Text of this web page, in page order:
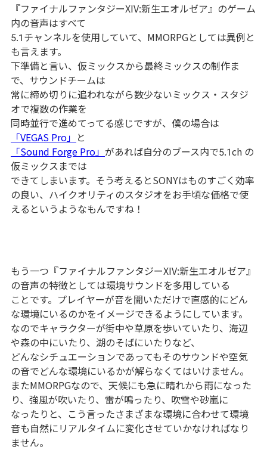
『ファイナルファンタジーXIV:新生エオルゼア』のゲーム
内の音声はすべて
5.1チャンネルを使用していて、MMORPGとしては異例と
も言えます。
下準備と言い、仮ミックスから最終ミックスの制作ま
で、サウンドチームは
常に締め切りに追われながら数少ないミックス・スタジ
オで複数の作業を
同時並行で進めてってる感じですが、僕の場合は
「VEGAS Pro」 と
「Sound Forge Pro」 があれば自分のブース内で5.1ch の
仮ミックスまでは
できてしまいます。そう考えるとSONYはものすごく効率
の良い、ハイクオリティのスタジオをお手頃な価格で使
えるというようなもんですね！
もう一つ『ファイナルファンタジーXIV:新生エオルゼア』
の音声の特徴としては環境サウンドを多用している
ことです。プレイヤーが音を聞いただけで直感的にどん
な環境にいるのかをイメージできるようにしています。
なのでキャラクターが街中や草原を歩いていたり、海辺
や森の中にいたり、湖のそばにいたりなど、
どんなシチュエーションであってもそのサウンドや空気
の音でどんな環境にいるかが解らなくてはいけません。
またMMORPGなので、天候にも急に晴れから雨になった
り、強風が吹いたり、雷が鳴ったり、吹雪や砂嵐に
なったりと、こう言ったさまざまな環境に合わせて環境
音も自然にリアルタイムに変化させていかなければなり
ません。